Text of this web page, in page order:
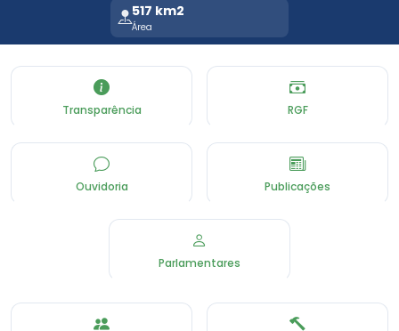
517 km2
Área
Transparência RGF
Ouvidoria Publicações
Parlamentares